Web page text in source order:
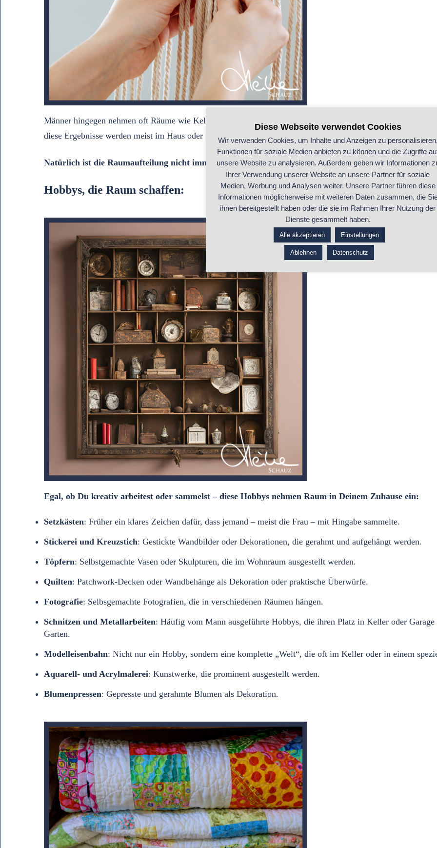
Männer hingegen nehmen oft Räume wie Keller oder Garagen ein, um dort Hobbys wie die
diese Ergebnisse werden meist im Haus oder im Außenbereich sichtbar aufgestellt.
Natürlich ist die Raumaufteilung nicht immer an Geschlechterrollen gebunden, aber in vielen meiner
Hobbys, die Raum schaffen:
Egal, ob Du kreativ arbeitest oder sammelst – diese Hobbys nehmen Raum in Deinem Zuhause ein:
Setzkästen: Früher ein klares Zeichen dafür, dass jemand – meist die Frau – mit Hingabe sammelte.
Stickerei und Kreuzstich: Gestickte Wandbilder oder Dekorationen, die gerahmt und aufgehängt werden.
Töpfern: Selbstgemachte Vasen oder Skulpturen, die im Wohnraum ausgestellt werden.
Quilten: Patchwork-Decken oder Wandbehänge als Dekoration oder praktische Überwürfe.
Fotografie: Selbsgemachte Fotografien, die in verschiedenen Räumen hängen.
Schnitzen und Metallarbeiten: Häufig vom Mann ausgeführte Hobbys, die ihren Platz in Keller oder
Garten.
Modelleisenbahn: Nicht nur ein Hobby, sondern eine komplette „Welt“, die oft im Keller oder in einem
Aquarell- und Acrylmalerei: Kunstwerke, die prominent ausgestellt werden.
Blumenpressen: Gepresste und gerahmte Blumen als Dekoration.
Diese Webseite verwendet Cookies
Wir verwenden Cookies, um Inhalte und Anzeigen zu
Funktionen für soziale Medien anbieten zu können und die Zugriffe
unsere Website zu analysieren. Außerdem geben wir Informationen
Ihrer Verwendung unserer Website an unsere Partner für soziale
Medien, Werbung und Analysen weiter. Unsere Partner führen diese
Informationen möglicherweise mit weiteren Daten zusammen, die
ihnen bereitgestellt haben oder die sie im Rahmen Ihrer Nutzung der
Dienste gesammelt haben.
Alle akzeptieren Einstellungen
Ablehnen Datenschutz